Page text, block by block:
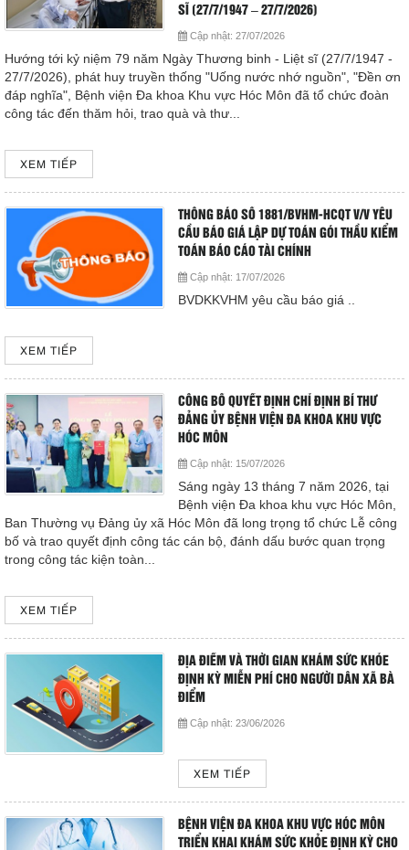
SĨ (27/7/1947 – 27/7/2026)
Cập nhật: 27/07/2026
Hướng tới kỷ niệm 79 năm Ngày Thương binh - Liệt sĩ (27/7/1947 -
27/7/2026), phát huy truyền thống "Uống nước nhớ nguồn", "Đền ơn
đáp nghĩa", Bệnh viện Đa khoa Khu vực Hóc Môn đã tổ chức đoàn
công tác đến thăm hỏi, trao quà và thư...
XEM TIẾP
THÔNG BÁO SỐ 1881/BVHM-HCQT V/V YÊU
CẦU BÁO GIÁ LẬP DỰ TOÁN GÓI THẦU KIỂM
TOÁN BÁO CÁO TÀI CHÍNH
Cập nhật: 17/07/2026
BVDKKVHM yêu cầu báo giá ..
XEM TIẾP
CÔNG BỐ QUYẾT ĐỊNH CHỈ ĐỊNH BÍ THƯ
ĐẢNG ỦY BỆNH VIỆN ĐA KHOA KHU VỰC
HÓC MÔN
Cập nhật: 15/07/2026
Sáng ngày 13 tháng 7 năm 2026, tại
Bệnh viện Đa khoa khu vực Hóc Môn,
Ban Thường vụ Đảng ủy xã Hóc Môn đã long trọng tổ chức Lễ công
bố và trao quyết định công tác cán bộ, đánh dấu bước quan trọng
trong công tác kiện toàn...
XEM TIẾP
ĐỊA ĐIỂM VÀ THỜI GIAN KHÁM SỨC KHỎE
ĐỊNH KỲ MIỄN PHÍ CHO NGƯỜI DÂN XÃ BÀ
ĐIỂM
Cập nhật: 23/06/2026
XEM TIẾP
BỆNH VIỆN ĐA KHOA KHU VỰC HÓC MÔN
TRIỂN KHAI KHÁM SỨC KHỎE ĐỊNH KỲ CHO
Đóng
Cấp cứu (24/24)
Email
bvdkhocmon@gmail.com
support@bvdkhocmon.com